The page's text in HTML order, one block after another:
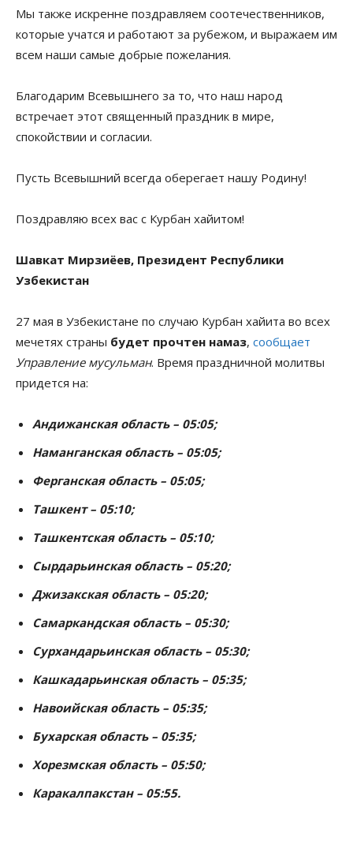
Мы также искренне поздравляем соотечественников,
которые учатся и работают за рубежом, и выражаем им
всем наши самые добрые пожелания.
Благодарим Всевышнего за то, что наш народ
встречает этот священный праздник в мире,
спокойствии и согласии.
Пусть Всевышний всегда оберегает нашу Родину!
Поздравляю всех вас с Курбан хайитом!
Шавкат Мирзиёев, Президент Республики
Узбекистан
27 мая в Узбекистане по случаю Курбан хайита во всех
мечетях страны будет прочтен намаз, сообщает
Управление мусульман. Время праздничной молитвы
придется на:
Андижанская область – 05:05;
Наманганская область – 05:05;
Ферганская область – 05:05;
Ташкент – 05:10;
Ташкентская область – 05:10;
Сырдарьинская область – 05:20;
Джизакская область – 05:20;
Самаркандская область – 05:30;
Сурхандарьинская область – 05:30;
Кашкадарьинская область – 05:35;
Навоийская область – 05:35;
Бухарская область – 05:35;
Хорезмская область – 05:50;
Каракалпакстан – 05:55.